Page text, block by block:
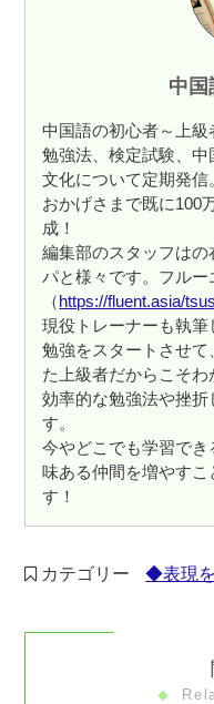
中国
中国語の初心者～上
勉強法、検定試験、
文化について定期発信
おかげさまで既に100
成！
編集部のスタッフは
パと様々です。フル
（https://fluent.asia/
現役トレーナーも執
勉強をスタートさせ
た上級者だからこそわ
効率的な勉強法や挫
す。
今やどこでも学習で
味ある仲間を増やす
す！
カテゴリー ◆表現